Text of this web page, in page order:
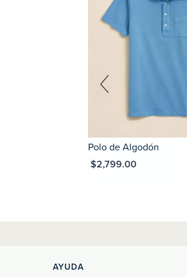
Polo de Algodón
MXN $2,799.00
AYUDA